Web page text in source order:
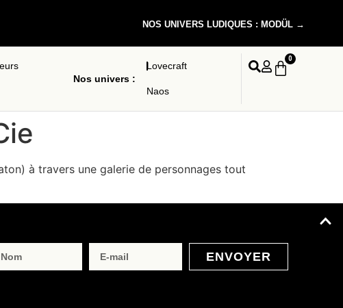
NOS UNIVERS LUDIQUES : MODÜL →
Nos univers :
Lovecraft
Naos
0
à travers une galerie de personnages tout
ENVOYER